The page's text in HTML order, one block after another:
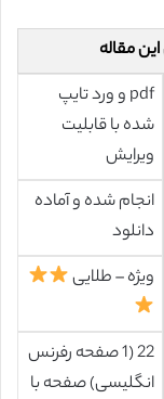
مقاله
pdf و ورد تایپ
شده با قابلیت
ویرایش
انجام شده و آماده
دانلود
ویژه – طلایی
22 (1 صفحه رفرنس
انگلیسی) صفحه با